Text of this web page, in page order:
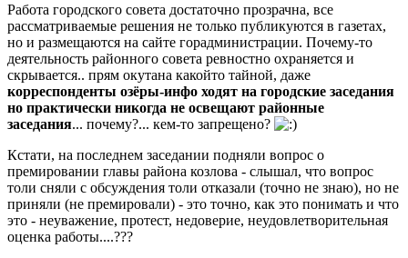
Работа городского совета достаточно прозрачна, все
рассматриваемые решения не только публикуются в газетах,
но и размещаются на сайте горадминистрации. Почему-то
деятельность районного совета ревностно охраняется и
скрывается.. прям окутана какойто тайной, даже
корреспонденты озёры-инфо ходят на городские заседания
но практически никогда не освещают районные
заседания... почему?... кем-то запрещено?
Кстати, на последнем заседании подняли вопрос о
премировании главы района козлова - слышал, что вопрос
толи сняли с обсуждения толи отказали (точно не знаю), но не
приняли (не премировали) - это точно, как это понимать и что
это - неуважение, протест, недоверие, неудовлетворительная
оценка работы....???